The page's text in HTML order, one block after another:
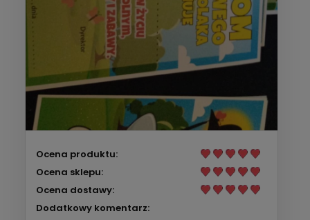
Ocena produktu:
Ocena sklepu:
Ocena dostawy:
Dodatkowy komentarz: